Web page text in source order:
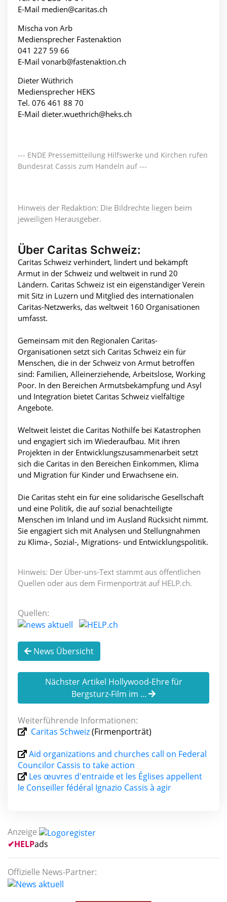
E-Mail medien@caritas.ch
Mischa von Arb
Mediensprecher Fastenaktion
041 227 59 66
E-Mail vonarb@fastenaktion.ch
Dieter Wüthrich
Mediensprecher HEKS
Tel. 076 461 88 70
E-Mail dieter.wuethrich@heks.ch
--- ENDE Pressemitteilung Hilfswerke und Kirchen rufen
Bundesrat Cassis zum Handeln auf ---
Hinweis der Redaktion: Die Bildrechte liegen beim
jeweiligen Herausgeber.
Über Caritas Schweiz:
Caritas Schweiz verhindert, lindert und bekämpft
Armut in der Schweiz und weltweit in rund 20
Ländern. Caritas Schweiz ist ein eigenständiger Verein
mit Sitz in Luzern und Mitglied des internationalen
Caritas-Netzwerks, das weltweit 160 Organisationen
umfasst.
Gemeinsam mit den Regionalen Caritas-
Organisationen setzt sich Caritas Schweiz ein für
Menschen, die in der Schweiz von Armut betroffen
sind: Familien, Alleinerziehende, Arbeitslose, Working
Poor. In den Bereichen Armutsbekämpfung und Asyl
und Integration bietet Caritas Schweiz vielfältige
Angebote.
Weltweit leistet die Caritas Nothilfe bei Katastrophen
und engagiert sich im Wiederaufbau. Mit ihren
Projekten in der Entwicklungszusammenarbeit setzt
sich die Caritas in den Bereichen Einkommen, Klima
und Migration für Kinder und Erwachsene ein.
Die Caritas steht ein für eine solidarische Gesellschaft
und eine Politik, die auf sozial benachteiligte
Menschen im Inland und im Ausland Rücksicht nimmt.
Sie engagiert sich mit Analysen und Stellungnahmen
zu Klima-, Sozial-, Migrations- und Entwicklungspolitik.
Hinweis: Der Über-uns-Text stammt aus öffentlichen
Quellen oder aus dem Firmenporträt auf HELP.ch.
Quellen:
News Übersicht
Nächster Artikel Hollywood-Ehre für
Bergsturz-Film im ...
Weiterführende Informationen:
Caritas Schweiz(Firmenporträt)
Aid organizations and churches call on Federal
Councilor Cassis to take action
Les œuvres d'entraide et les Églises appellent
le Conseiller fédéral Ignazio Cassis à agir
Anzeige
✔HELPads
Offizielle News-Partner: